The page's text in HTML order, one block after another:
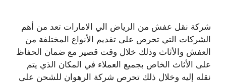
شركة نقل عفش من الرياض الي الامارات تعد من أهم
الشركات التي تحرص على تقديم الأنواع المختلفة من
العفش والأثاث وذلك خلال وقت قصير مع ضمان الحفاظ
على الأثاث الخاص بجميع العملاء في المكان الذي يتم
نقله إليه وخلال ذلك تحرص شركة الرهوان للشحن على